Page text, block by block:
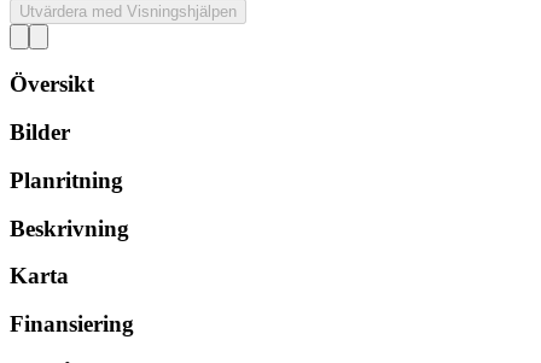
Utvärdera med Visningshjälpen
Översikt
Bilder
Planritning
Beskrivning
Karta
Finansiering